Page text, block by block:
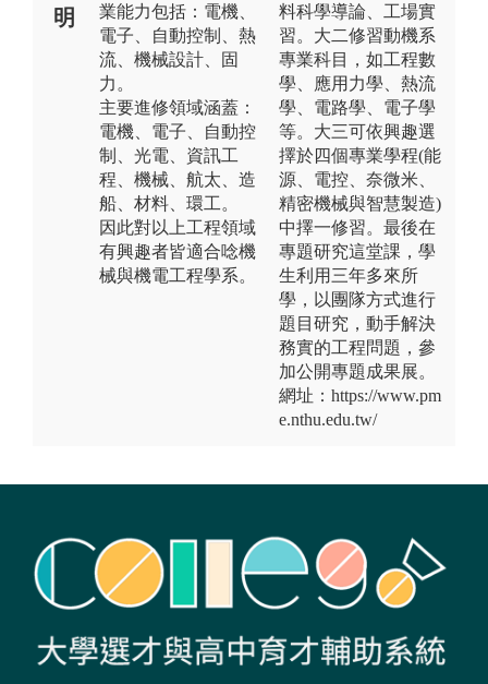
明
業能力包括：電機、
電子、自動控制、熱
流、機械設計、固
力。
主要進修領域涵蓋：
電機、電子、自動控
制、光電、資訊工
程、機械、航太、造
船、材料、環工。
因此對以上工程領域
有興趣者皆適合唸機
械與機電工程學系。
料科學導論、工場實
習。大二修習動機系
專業科目，如工程數
學、應用力學、熱流
學、電路學、電子學
等。大三可依興趣選
擇於四個專業學程(能
源、電控、奈微米、
精密機械與智慧製造)
中擇一修習。最後在
專題研究這堂課，學
生利用三年多來所
學，以團隊方式進行
題目研究，動手解決
務實的工程問題，參
加公開專題成果展。
網址：https://www.pm
e.nthu.edu.tw/